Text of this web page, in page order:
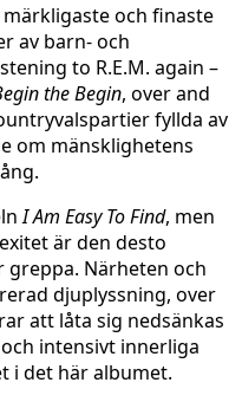
och finaste
av barn- och
to R.E.M. again –
the Begin, over and
fyllda av
om mänsklighetens
I Am Easy To Find, men
är den desto
greppa. Närheten och
djuplyssning, over
att låta sig nedsänkas
intensivt innerliga
i det här albumet.